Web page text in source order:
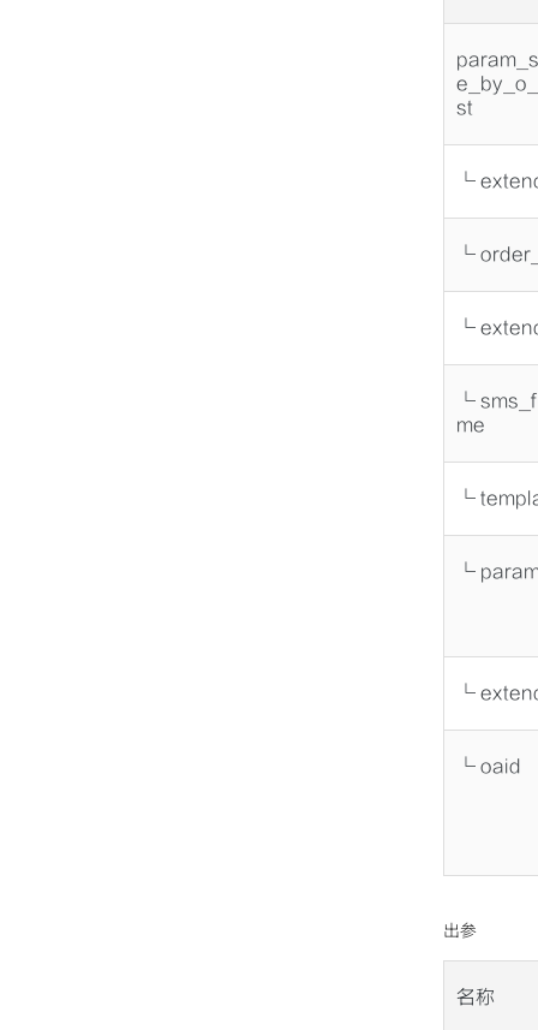
st
└
└
└
└
me
└
└
└
└ oaid
出参
名称